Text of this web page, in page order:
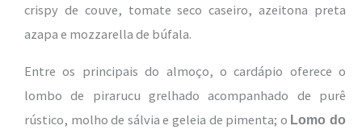
crispy de couve, tomate seco caseiro, azeitona preta
azapa e mozzarella de búfala.
Entre os principais do almoço, o cardápio oferece o
lombo de pirarucu grelhado acompanhado de purê
rústico, molho de sálvia e geleia de pimenta; o Lomo do